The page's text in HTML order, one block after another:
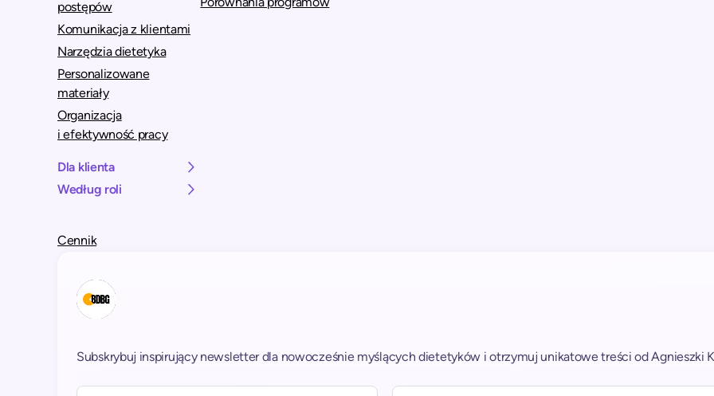
postępów
Komunikacja z klientami
Narzędzia dietetyka
Personalizowane
materiały
Organizacja
i efektywność pracy
Dla klienta
Według roli
Cennik
Subskrybuj inspirujący newsletter dla nowocześnie myślących dietetyków i otrzymuj unikatowe treści od Agnieszki